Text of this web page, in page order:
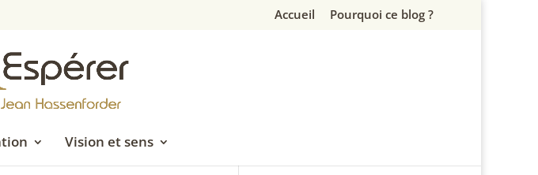
Accueil Pourquoi ce blog ?
Vision et sens